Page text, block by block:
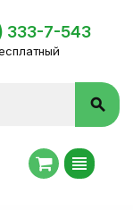
333-7-543
search
view_headline